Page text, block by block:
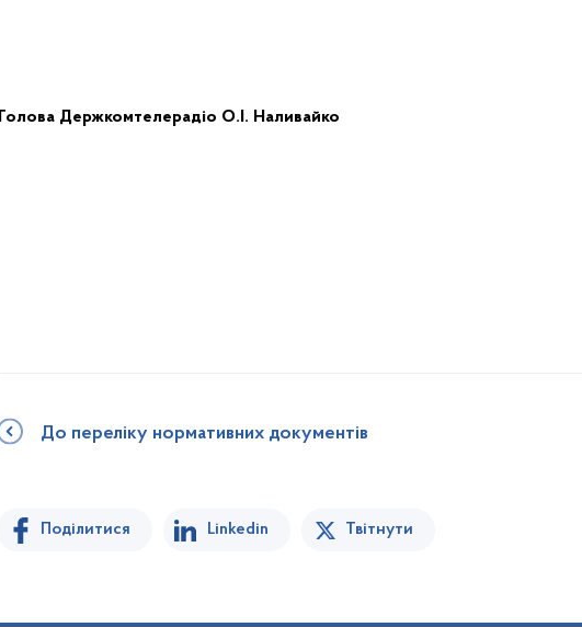
Голова Держкомтелерадіо О.І. Наливайко
До переліку нормативних документів
Поділитися Linkedin Твітнути